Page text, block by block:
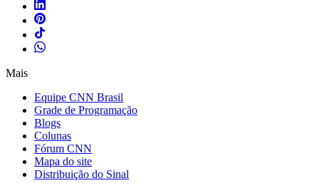
Mais
Equipe CNN Brasil
Grade de Programação
Blogs
Colunas
Fórum CNN
Mapa do site
Distribuição do Sinal